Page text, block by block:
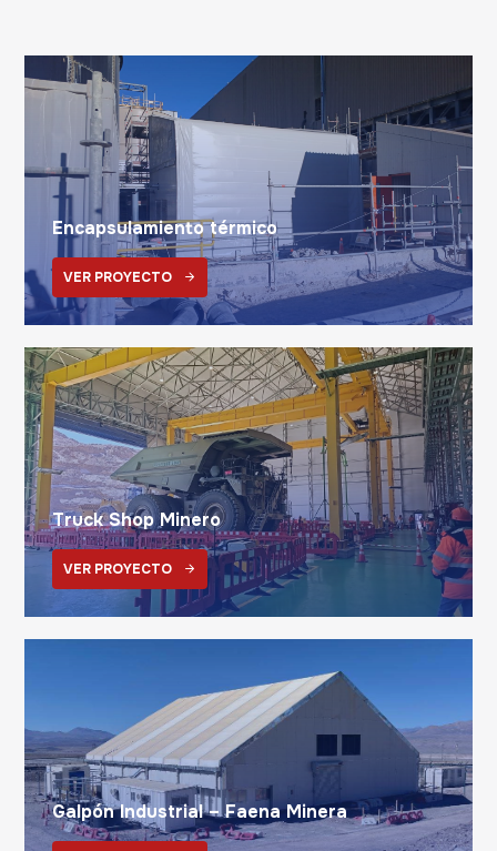
Encapsulamiento térmico
VER PROYECTO
Truck Shop Minero
VER PROYECTO
Galpón Industrial – Faena Minera